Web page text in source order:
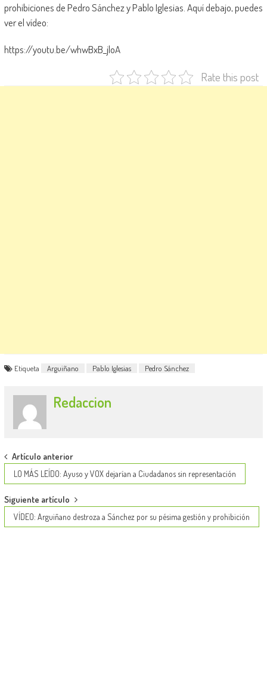
prohibiciones de Pedro Sánchez y Pablo Iglesias. Aquí debajo, puedes
ver el vídeo:
https://youtu.be/whwBxB_jloA
Rate this post
Etiqueta Arguiñano Pablo Iglesias Pedro Sánchez
Redaccion
Post
navigation
Artículo anterior
LO MÁS LEÍDO: Ayuso y VOX dejarían a Ciudadanos sin representación
Siguiente artículo
VÍDEO: Arguiñano destroza a Sánchez por su pésima gestión y prohibición